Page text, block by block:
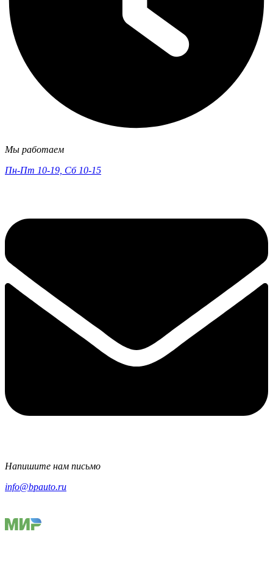
Мы работаем
Пн-Пт 10-19, Сб 10-15
Напишите нам письмо
info@bpauto.ru